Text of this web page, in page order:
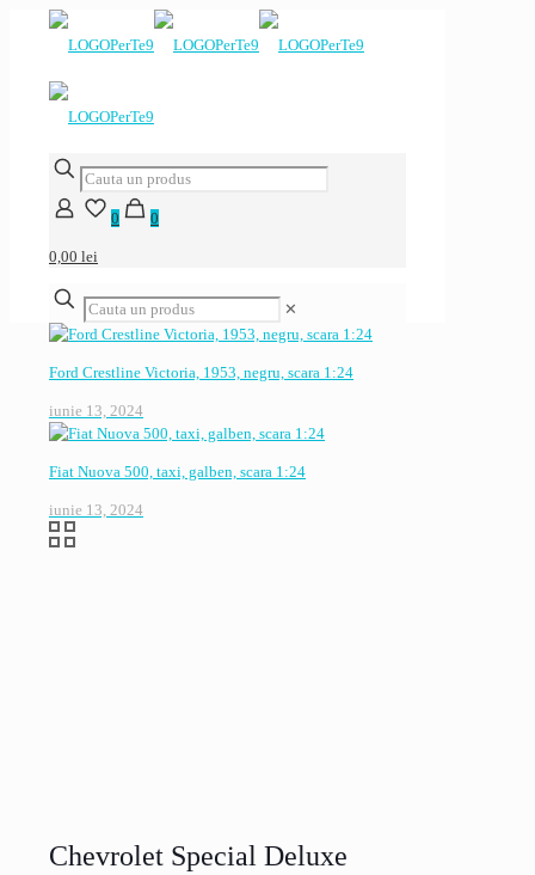
0 0
0,00 lei
✕
Ford Crestline Victoria, 1953, negru, scara 1:24
iunie 13, 2024
Fiat Nuova 500, taxi, galben, scara 1:24
iunie 13, 2024
Chevrolet Special Deluxe